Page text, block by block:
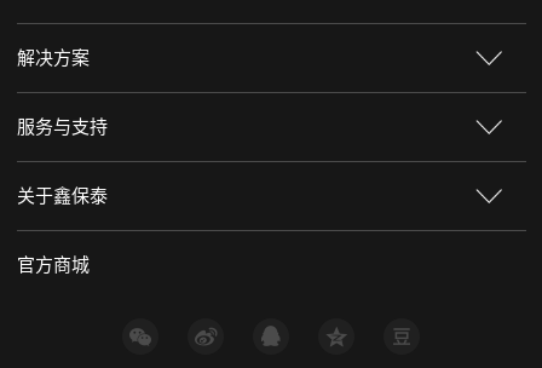
解决方案
服务与支持
关于鑫保泰
官方商城